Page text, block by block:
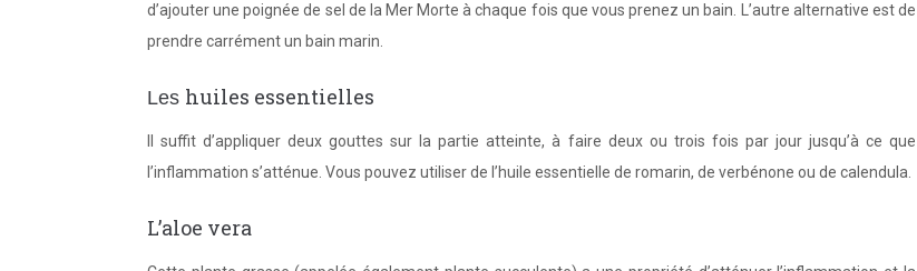
d’ajouter une poignée de sel de la Mer Morte à chaque fois que vous prenez un bain. L’autre alternative est de
prendre carrément un bain marin.
Les huiles essentielles
Il suffit d’appliquer deux gouttes sur la partie atteinte, à faire deux ou trois fois par jour jusqu’à ce que
l’inflammation s’atténue. Vous pouvez utiliser de l’huile essentielle de romarin, de verbénone ou de calendula.
L’aloe vera